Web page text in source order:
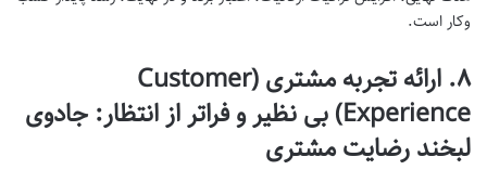
وکار است.
۸. ارائه تجربه مشتری (Customer
Experience) بی نظیر و فراتر از انتظار: جادوی
لبخند رضایت مشتری